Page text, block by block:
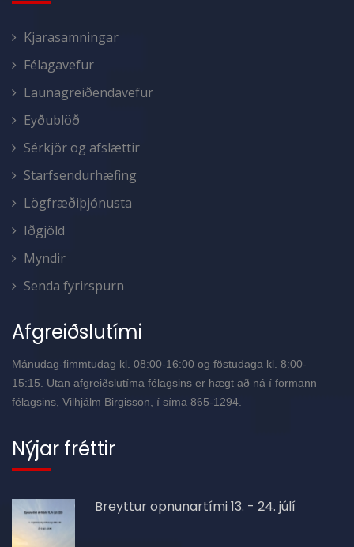
Kjarasamningar
Félagavefur
Launagreiðendavefur
Eyðublöð
Sérkjör og afslættir
Starfsendurhæfing
Lögfræðiþjónusta
Iðgjöld
Myndir
Senda fyrirspurn
Afgreiðslutími
Mánudag-fimmtudag kl. 08:00-16:00 og föstudaga kl. 8:00-
15:15. Utan afgreiðslutíma félagsins er hægt að ná í formann
félagsins, Vilhjálm Birgisson, í síma 865-1294.
Nýjar fréttir
Breyttur opnunartími 13. - 24. júlí